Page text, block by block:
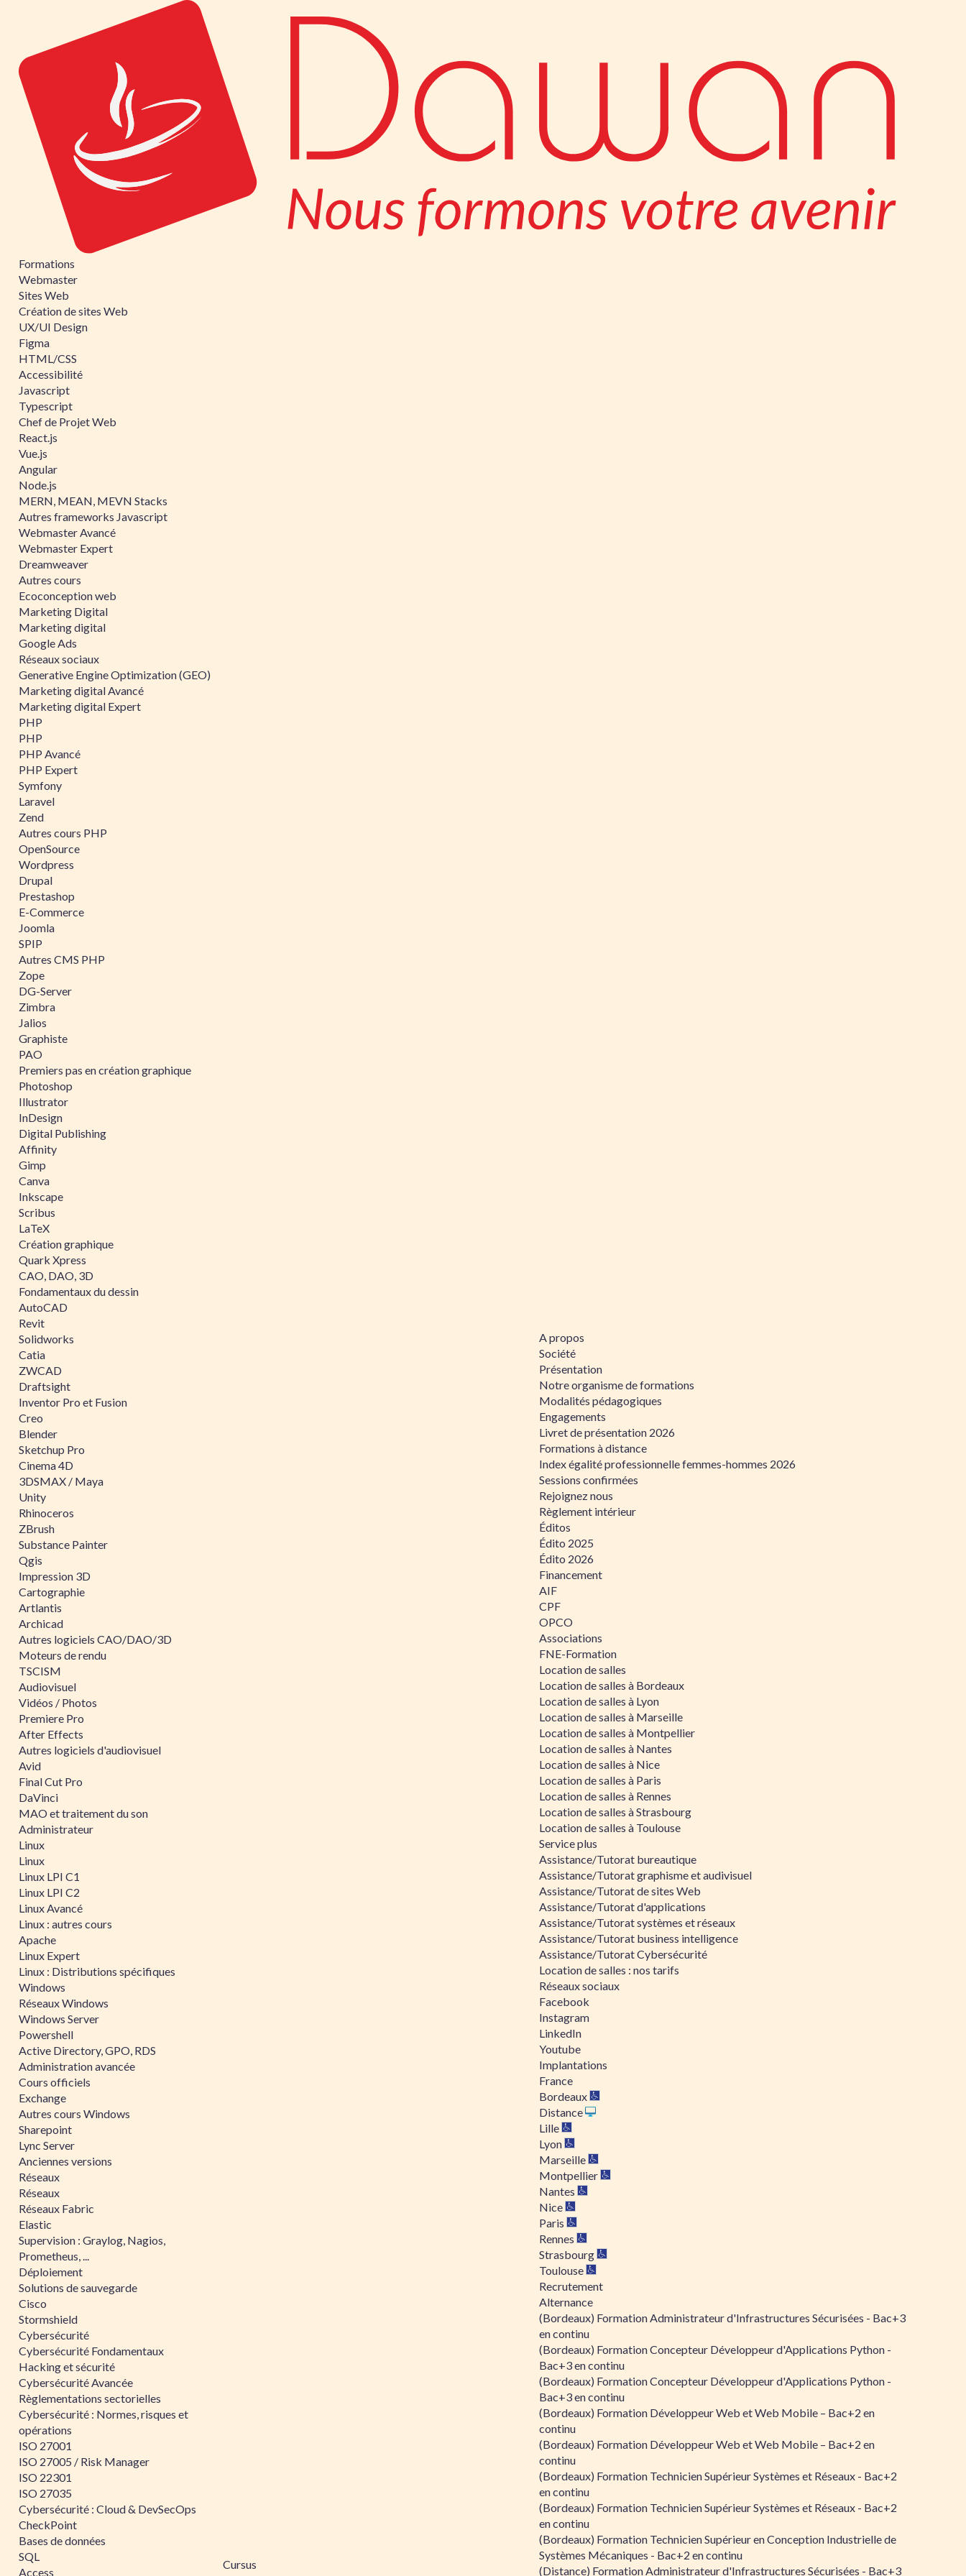
Formations
Webmaster
Sites Web
Création de sites Web
UX/UI Design
Figma
HTML/CSS
Accessibilité
Javascript
Typescript
Chef de Projet Web
React.js
Vue.js
Angular
Node.js
MERN, MEAN, MEVN Stacks
Autres frameworks Javascript
Webmaster Avancé
Webmaster Expert
Dreamweaver
Autres cours
Ecoconception web
Marketing Digital
Marketing digital
Google Ads
Réseaux sociaux
Generative Engine Optimization (GEO)
Marketing digital Avancé
Marketing digital Expert
PHP
PHP
PHP Avancé
PHP Expert
Symfony
Laravel
Zend
Autres cours PHP
OpenSource
Wordpress
Drupal
Prestashop
E-Commerce
Joomla
SPIP
Autres CMS PHP
Zope
DG-Server
Zimbra
Jalios
Graphiste
PAO
Premiers pas en création graphique
Photoshop
Illustrator
InDesign
Digital Publishing
Affinity
Gimp
Canva
Inkscape
Scribus
LaTeX
Création graphique
Quark Xpress
CAO, DAO, 3D
Fondamentaux du dessin
AutoCAD
Revit
Solidworks
Catia
ZWCAD
Draftsight
Inventor Pro et Fusion
Creo
Blender
Sketchup Pro
Cinema 4D
3DSMAX / Maya
Unity
Rhinoceros
ZBrush
Substance Painter
Qgis
Impression 3D
Cartographie
Artlantis
Archicad
Autres logiciels CAO/DAO/3D
Moteurs de rendu
TSCISM
Audiovisuel
Vidéos / Photos
Premiere Pro
After Effects
Autres logiciels d'audiovisuel
Avid
Final Cut Pro
DaVinci
MAO et traitement du son
Administrateur
Linux
Linux
Linux LPI C1
Linux LPI C2
Linux Avancé
Linux : autres cours
Apache
Linux Expert
Linux : Distributions spécifiques
Windows
Réseaux Windows
Windows Server
Powershell
Active Directory, GPO, RDS
Administration avancée
Cours officiels
Exchange
Autres cours Windows
Sharepoint
Lync Server
Anciennes versions
Réseaux
Réseaux
Réseaux Fabric
Elastic
Supervision : Graylog, Nagios,
Prometheus, ...
Déploiement
Solutions de sauvegarde
Cisco
Stormshield
Cybersécurité
Cybersécurité Fondamentaux
Hacking et sécurité
Cybersécurité Avancée
Règlementations sectorielles
Cybersécurité : Normes, risques et
opérations
ISO 27001
ISO 27005 / Risk Manager
ISO 22301
ISO 27035
Cybersécurité : Cloud & DevSecOps
CheckPoint
Bases de données
SQL
Access
Cursus
A propos
Société
Présentation
Notre organisme de formations
Modalités pédagogiques
Engagements
Livret de présentation 2026
Formations à distance
Index égalité professionnelle femmes-hommes 2026
Sessions confirmées
Rejoignez nous
Règlement intérieur
Éditos
Édito 2025
Édito 2026
Financement
AIF
CPF
OPCO
Associations
FNE-Formation
Location de salles
Location de salles à Bordeaux
Location de salles à Lyon
Location de salles à Marseille
Location de salles à Montpellier
Location de salles à Nantes
Location de salles à Nice
Location de salles à Paris
Location de salles à Rennes
Location de salles à Strasbourg
Location de salles à Toulouse
Service plus
Assistance/Tutorat bureautique
Assistance/Tutorat graphisme et audivisuel
Assistance/Tutorat de sites Web
Assistance/Tutorat d'applications
Assistance/Tutorat systèmes et réseaux
Assistance/Tutorat business intelligence
Assistance/Tutorat Cybersécurité
Location de salles : nos tarifs
Réseaux sociaux
Facebook
Instagram
LinkedIn
Youtube
Implantations
France
Bordeaux
Distance
Lille
Lyon
Marseille
Montpellier
Nantes
Nice
Paris
Rennes
Strasbourg
Toulouse
Recrutement
Alternance
(Bordeaux) Formation Administrateur d'Infrastructures Sécurisées - Bac+3
en continu
(Bordeaux) Formation Concepteur Développeur d'Applications Python -
Bac+3 en continu
(Bordeaux) Formation Concepteur Développeur d'Applications Python -
Bac+3 en continu
(Bordeaux) Formation Développeur Web et Web Mobile – Bac+2 en
continu
(Bordeaux) Formation Développeur Web et Web Mobile – Bac+2 en
continu
(Bordeaux) Formation Technicien Supérieur Systèmes et Réseaux - Bac+2
en continu
(Bordeaux) Formation Technicien Supérieur Systèmes et Réseaux - Bac+2
en continu
(Bordeaux) Formation Technicien Supérieur en Conception Industrielle de
Systèmes Mécaniques - Bac+2 en continu
(Distance) Formation Administrateur d'Infrastructures Sécurisées - Bac+3